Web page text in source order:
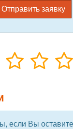
Отправить заявку
если Вы